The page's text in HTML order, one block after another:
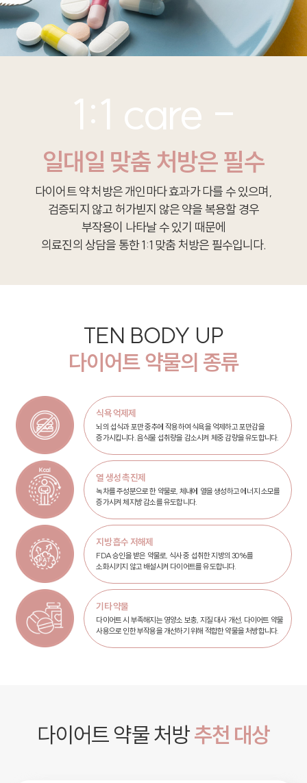
1:1 care -
일대일 맞춤 처방은 필수
다이어트 약 처방은 개인마다 효과가 다를 수 있으며,
검증되지 않고 허가빋지 않은 약을 복용할 경우
부작용이 나타날 수 있기 때문에
의료진의 상담을 통한 1:1 맞춤 처방은 필수입니다.
TEN BODY UP
다이어트 약물의 종류
식욕 억제제
뇌의 섭식과 포만 중추에 작용하여 식욕을 억제하고 포만감을
증가시킵니다. 음식물 섭취량을 감소시켜 체중 감량을 유도합니다.
열 생성 촉진제
녹차를 주성분으로 한 약물로, 체내에 열을 생성하고 에너지 소모를
증가시켜 체지방 감소를 유도합니다.
지방 흡수 저해제
FDA 승인을 받은 약물로, 식사 중 섭취한 지방의 30%를
소화시키지 않고 배설시켜 다이어트를 유도합니다.
기타 약물
다이어트 시 부족해지는 영양소 보충, 지질 대사 개선, 다이어트 약물
사용으로 인한 부작용을 개선하기 위해 적합한 약물을 처방합니다.
다이어트 약물 처방추천 대상